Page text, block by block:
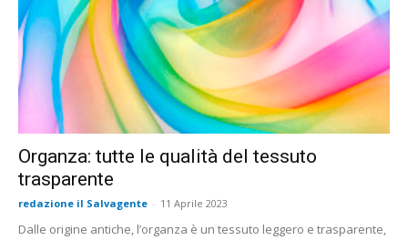
Organza: tutte le qualità del tessuto
trasparente
redazione il Salvagente - 11 Aprile 2023
Dalle origine antiche, l’organza è un tessuto leggero e trasparente,